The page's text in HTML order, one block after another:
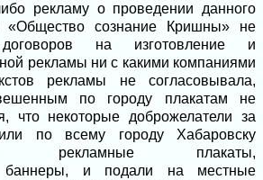
рекламу о проведении данного
сознание Кришны» не
договоров на изготовление и
рекламы ни с какими компаниями
рекламы не согласовывала,
по городу плакатам не
что некоторые доброжелатели за
по всему городу Хабаровску
рекламные плакаты,
баннеры, и подали на местные